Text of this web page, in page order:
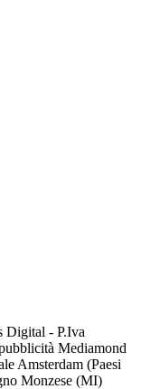
Digital - P.Iva
Mediamond
Amsterdam (Paesi
Monzese (MI)